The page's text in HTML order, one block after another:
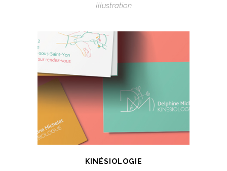
Illustration
KINÉSIOLOGIE